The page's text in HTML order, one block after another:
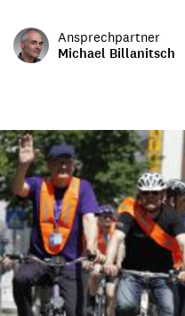
Ansprechpartner
Michael Billanitsch